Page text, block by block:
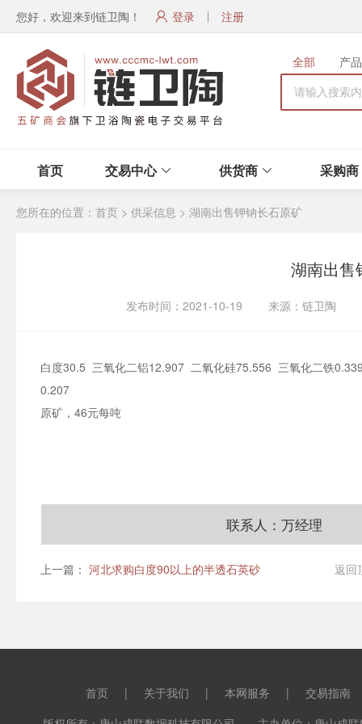
您好，欢迎来到链卫陶！ 登录 注册
全部 产品
首页 交易中心 供货商 采购商
您所在的位置： 首页 > 供采信息 > 湖南出售钾钠长石原矿
湖南出售
发布时间：2021-10-19 来源：链卫陶
白度30.5 三氧化二铝12.907 二氧化硅75.556 三氧化二铁
0.207
原矿，46元每吨
联系人：万经理
上一篇： 河北求购白度90以上的半透石英砂 返回
首页 | 关于我们 | 本网服务 |
交易指南